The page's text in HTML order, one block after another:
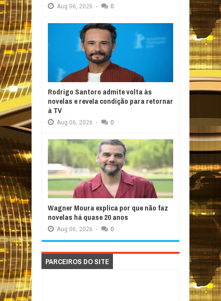
Aug 06, 2026 - 0
Rodrigo Santoro admite volta às
novelas e revela condição para retornar
à TV
Aug 06, 2026 - 0
Wagner Moura explica por que não faz
novelas há quase 20 anos
Aug 06, 2026 - 0
PARCEIROS DO SITE